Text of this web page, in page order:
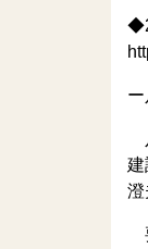
建
澄